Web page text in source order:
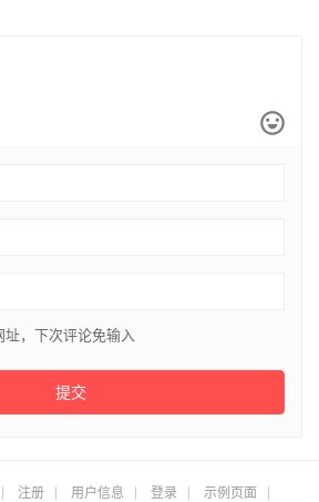
，下次评论免输入
提交
注册 用户信息 登录 示例页面